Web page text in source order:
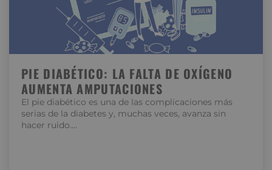
PIE DIABÉTICO: LA FALTA DE OXÍGENO
AUMENTA AMPUTACIONES
El pie diabético es una de las complicaciones más
serias de la diabetes y, muchas veces, avanza sin
hacer ruido….